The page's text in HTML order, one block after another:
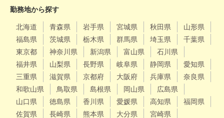
勤務地から探す
北海道 青森県 岩手県 宮城県 秋田県
山形県
福島県
茨城県 栃木県 群馬県 埼玉県
千葉県
東京都
神奈川県 新潟県 富山県
石川県
福井県
山梨県 長野県 岐阜県 静岡県
愛知県
三重県
滋賀県 京都府 大阪府 兵庫県
奈良県
和歌山県
鳥取県 島根県 岡山県
広島県
山口県
徳島県 香川県 愛媛県 高知県
福岡県
佐賀県
長崎県 熊本県 大分県
宮崎県